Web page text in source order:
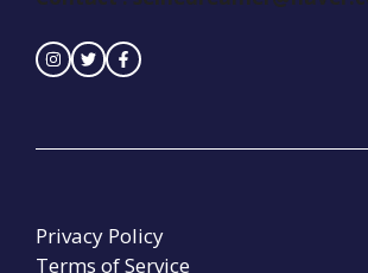
Privacy Policy
Terms of Service